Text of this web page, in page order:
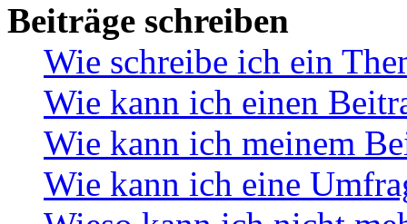
Beiträge schreiben
Wie schreibe ich ein
Wie kann ich einen
Wie kann ich meinem
Wie kann ich eine